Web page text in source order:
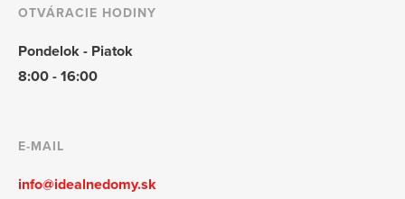
OTVÁRACIE HODINY
Pondelok - Piatok
8:00 - 16:00
E-MAIL
info@idealnedomy.sk